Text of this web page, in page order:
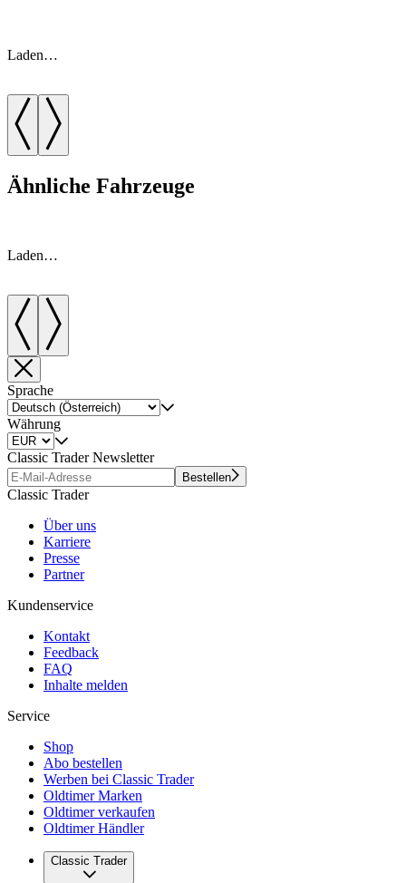
Laden…
Ähnliche Fahrzeuge
Laden…
Sprache
Währung
Classic Trader Newsletter
Bestellen
Classic Trader
Über uns
Karriere
Presse
Partner
Kundenservice
Kontakt
Feedback
FAQ
Inhalte melden
Service
Shop
Abo bestellen
Werben bei Classic Trader
Oldtimer Marken
Oldtimer verkaufen
Oldtimer Händler
Classic Trader